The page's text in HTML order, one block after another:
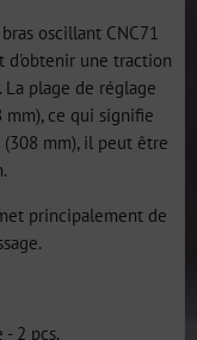
oscillant CNC71
d'obtenir une traction
plage de réglage
ce qui signifie
mm), il peut être
principalement de
2 pcs.